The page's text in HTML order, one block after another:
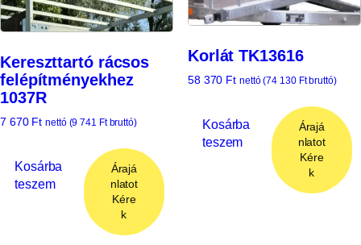
Kereszttartó rácsos
felépítményekhez
1037R
7 670 Ft nettó (9 741 Ftbruttó)
Kosárba
teszem
Árajá
nlatot
Kére
k
Korlát TK13616
58 370 Ft nettó (74 130 Ftbruttó)
Kosárba
teszem
Árajá
nlatot
Kére
k